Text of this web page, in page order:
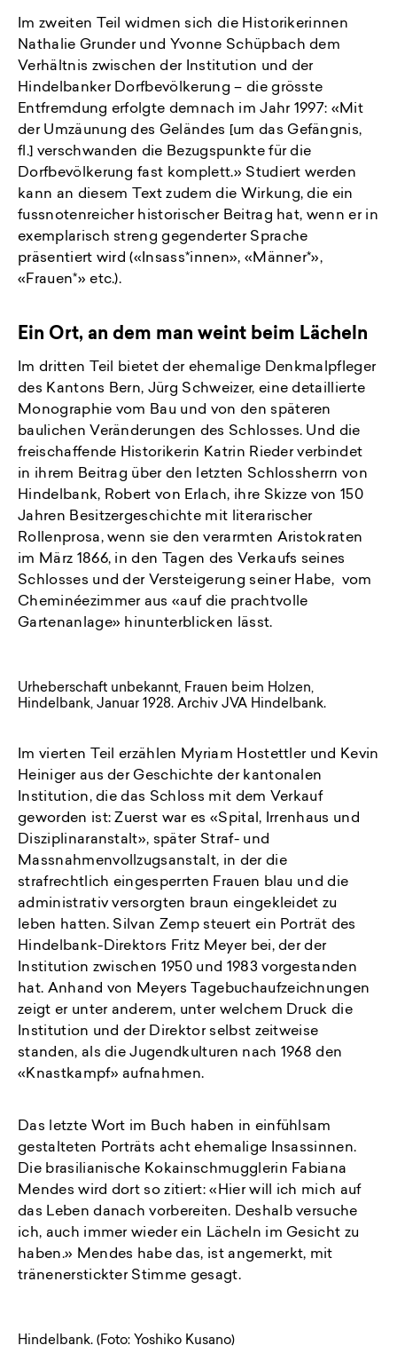
Im zweiten Teil widmen sich die Historikerinnen
Nathalie Grunder und Yvonne Schüpbach dem
Verhältnis zwischen der Institution und der
Hindelbanker Dorfbevölkerung – die grösste
Entfremdung erfolgte demnach im Jahr 1997: «Mit
der Umzäunung des Geländes [um das Gefängnis,
fl.] verschwanden die Bezugspunkte für die
Dorfbevölkerung fast komplett.» Studiert werden
kann an diesem Text zudem die Wirkung, die ein
fussnotenreicher historischer Beitrag hat, wenn er in
exemplarisch streng gegenderter Sprache
präsentiert wird («Insass*innen», «Männer*»,
«Frauen*» etc.).
Ein Ort, an dem man weint beim Lächeln
Im dritten Teil bietet der ehemalige Denkmalpfleger
des Kantons Bern, Jürg Schweizer, eine detaillierte
Monographie vom Bau und von den späteren
baulichen Veränderungen des Schlosses. Und die
freischaffende Historikerin Katrin Rieder verbindet
in ihrem Beitrag über den letzten Schlossherrn von
Hindelbank, Robert von Erlach, ihre Skizze von 150
Jahren Besitzergeschichte mit literarischer
Rollenprosa, wenn sie den verarmten Aristokraten
im März 1866, in den Tagen des Verkaufs seines
Schlosses und der Versteigerung seiner Habe, vom
Cheminéezimmer aus «auf die prachtvolle
Gartenanlage» hinunterblicken lässt.
Urheberschaft unbekannt, Frauen beim Holzen,
Hindelbank, Januar 1928. Archiv JVA Hindelbank.
Im vierten Teil erzählen Myriam Hostettler und Kevin
Heiniger aus der Geschichte der kantonalen
Institution, die das Schloss mit dem Verkauf
geworden ist: Zuerst war es «Spital, Irrenhaus und
Disziplinaranstalt», später Straf- und
Massnahmenvollzugsanstalt, in der die
strafrechtlich eingesperrten Frauen blau und die
administrativ versorgten braun eingekleidet zu
leben hatten. Silvan Zemp steuert ein Porträt des
Hindelbank-Direktors Fritz Meyer bei, der der
Institution zwischen 1950 und 1983 vorgestanden
hat. Anhand von Meyers Tagebuchaufzeichnungen
zeigt er unter anderem, unter welchem Druck die
Institution und der Direktor selbst zeitweise
standen, als die Jugendkulturen nach 1968 den
«Knastkampf» aufnahmen.
Das letzte Wort im Buch haben in einfühlsam
gestalteten Porträts acht ehemalige Insassinnen.
Die brasilianische Kokainschmugglerin Fabiana
Mendes wird dort so zitiert: «Hier will ich mich auf
das Leben danach vorbereiten. Deshalb versuche
ich, auch immer wieder ein Lächeln im Gesicht zu
haben.» Mendes habe das, ist angemerkt, mit
tränenerstickter Stimme gesagt.
Hindelbank. (Foto: Yoshiko Kusano)